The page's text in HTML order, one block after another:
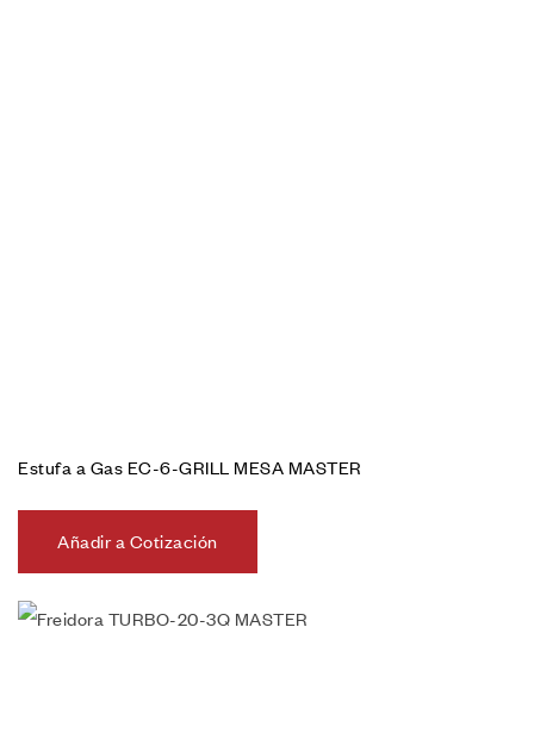
Estufa a Gas EC-6-GRILL MESA MASTER
Añadir a Cotización